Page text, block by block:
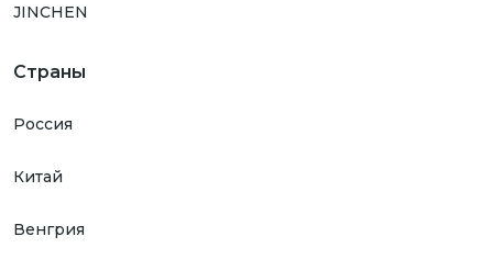
JINCHEN
Страны
Россия
Китай
Венгрия